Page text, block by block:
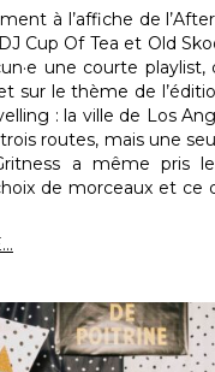
à l’affiche de
Cup Of Tea et Old
une courte
sur le thème de
: la ville de Los
routes, mais une
a même pris
de morceaux et ce